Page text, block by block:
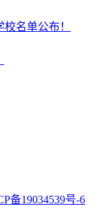
名单公布！
备19034539号-6